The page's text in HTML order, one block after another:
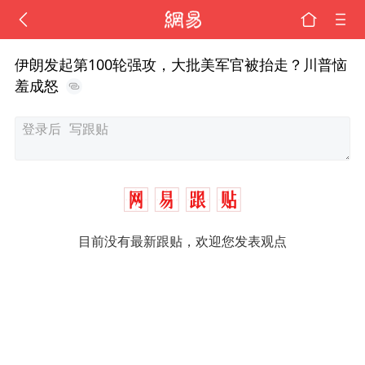
伊朗发起第100轮强攻，大批美军官被抬走？川普恼
羞成怒
目前没有最新跟贴，欢迎您发表观点